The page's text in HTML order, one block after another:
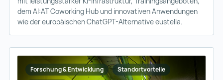
dem AI:AT Coworking Hub und innovativen Anwendungen
wie der europäischen ChatGPT-Alternative eustella.
Forschung & Entwicklung
Standortvorteile